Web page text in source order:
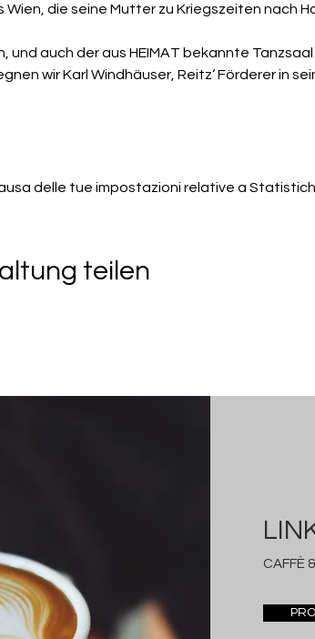
Wien, die seine Mutter zu Kriegszeiten nach
und auch der aus HEIMAT bekannte
wir Karl Windhäuser, Reitz‘ Förderer in
delle tue impostazioni relative a
teilen
CAFFÈ